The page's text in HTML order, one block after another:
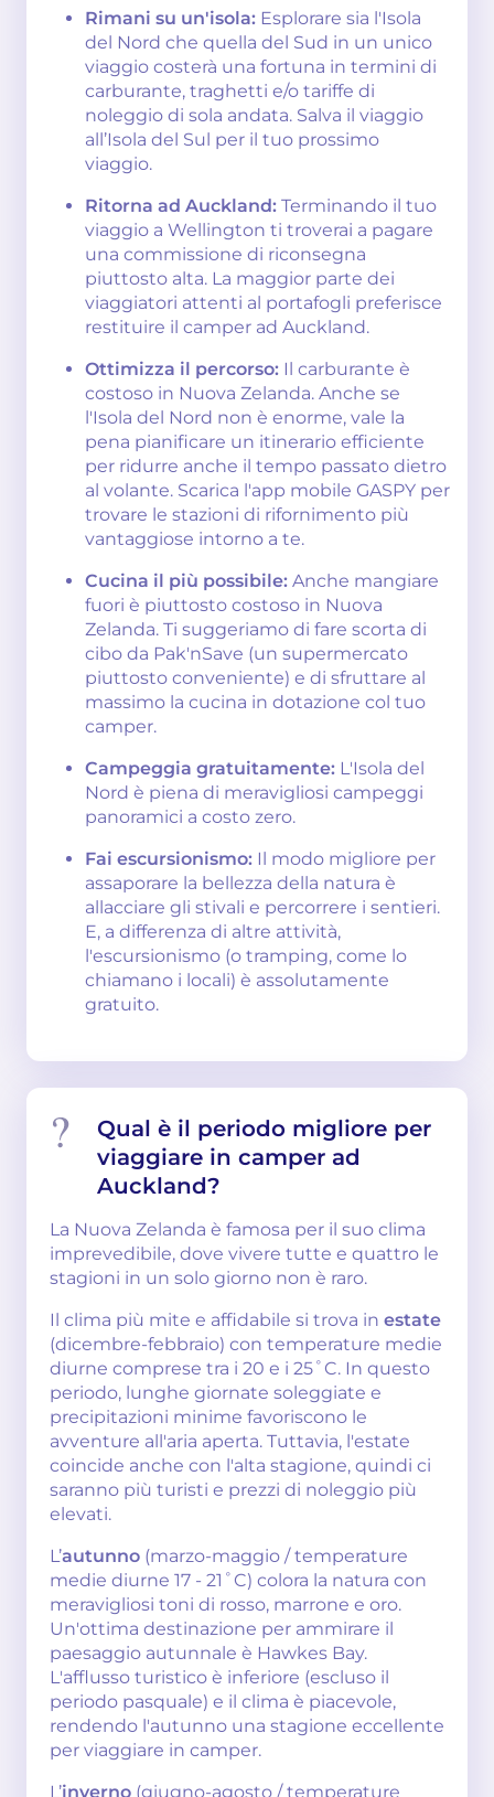
Rimani su un'isola: Esplorare sia l'Isola
del Nord che quella del Sud in un unico
viaggio costerà una fortuna in termini di
carburante, traghetti e/o tariffe di
noleggio di sola andata. Salva il viaggio
all’Isola del Sul per il tuo prossimo
viaggio.
Ritorna ad Auckland: Terminando il tuo
viaggio a Wellington ti troverai a pagare
una commissione di riconsegna
piuttosto alta. La maggior parte dei
viaggiatori attenti al portafogli preferisce
restituire il camper ad Auckland.
Ottimizza il percorso: Il carburante è
costoso in Nuova Zelanda. Anche se
l'Isola del Nord non è enorme, vale la
pena pianificare un itinerario efficiente
per ridurre anche il tempo passato dietro
al volante. Scarica l'app mobile GASPY per
trovare le stazioni di rifornimento più
vantaggiose intorno a te.
Cucina il più possibile: Anche mangiare
fuori è piuttosto costoso in Nuova
Zelanda. Ti suggeriamo di fare scorta di
cibo da Pak'nSave (un supermercato
piuttosto conveniente) e di sfruttare al
massimo la cucina in dotazione col tuo
camper.
Campeggia gratuitamente: L'Isola del
Nord è piena di meravigliosi campeggi
panoramici a costo zero.
Fai escursionismo: Il modo migliore per
assaporare la bellezza della natura è
allacciare gli stivali e percorrere i sentieri.
E, a differenza di altre attività,
l'escursionismo (o tramping, come lo
chiamano i locali) è assolutamente
gratuito.
Qual è il periodo migliore per
viaggiare in camper ad
Auckland?
La Nuova Zelanda è famosa per il suo clima
imprevedibile, dove vivere tutte e quattro le
stagioni in un solo giorno non è raro.
Il clima più mite e affidabile si trova in estate
(dicembre-febbraio) con temperature medie
diurne comprese tra i 20 e i 25˚C. In questo
periodo, lunghe giornate soleggiate e
precipitazioni minime favoriscono le
avventure all'aria aperta. Tuttavia, l'estate
coincide anche con l'alta stagione, quindi ci
saranno più turisti e prezzi di noleggio più
elevati.
L’autunno (marzo-maggio / temperature
medie diurne 17 - 21˚C) colora la natura con
meravigliosi toni di rosso, marrone e oro.
Un'ottima destinazione per ammirare il
paesaggio autunnale è Hawkes Bay.
L'afflusso turistico è inferiore (escluso il
periodo pasquale) e il clima è piacevole,
rendendo l'autunno una stagione eccellente
per viaggiare in camper.
L’inverno (giugno-agosto / temperature